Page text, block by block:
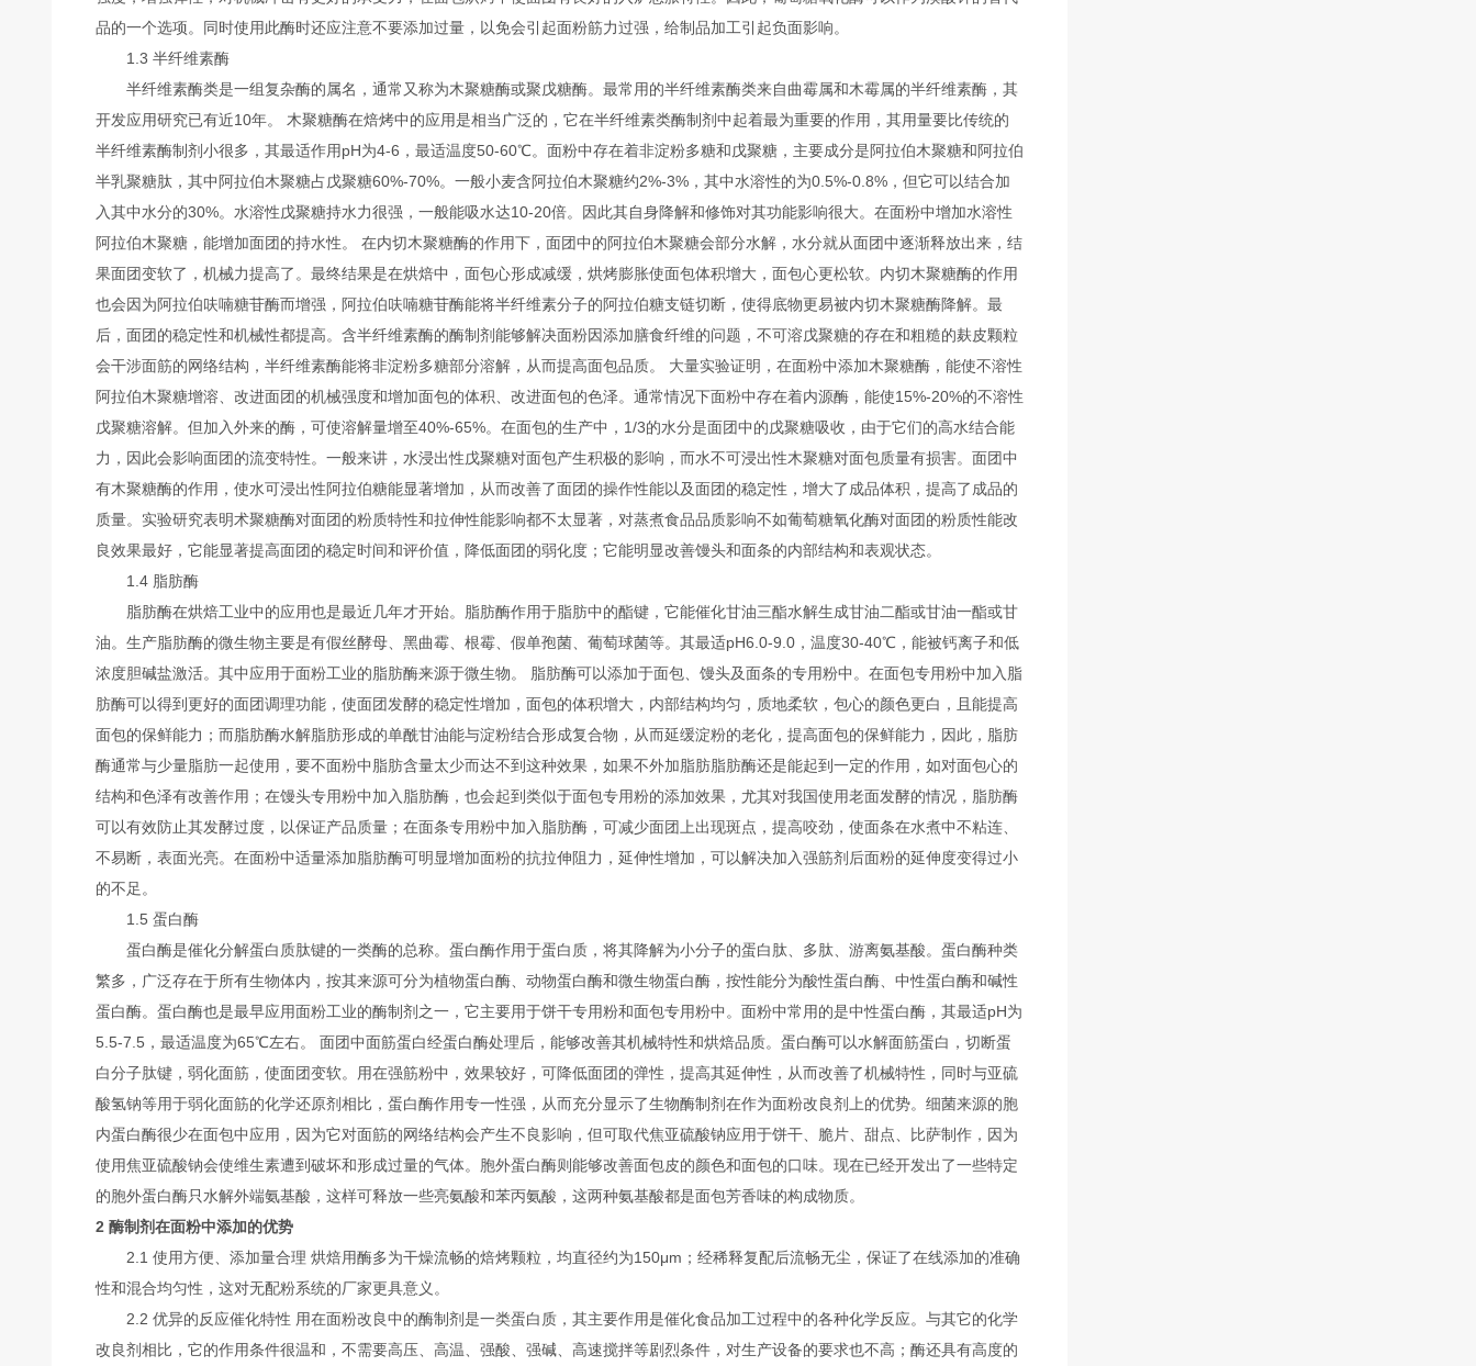
品的一个选项。同时使用此酶时还应注意不要添加过量，以免会引起面粉筋力过强，给制品加工引起负面影响。
1.3 半纤维素酶
半纤维素酶类是一组复杂酶的属名，通常又称为木聚糖酶或聚戊糖酶。最常用的半纤维素酶类来自曲霉属和木霉属的半纤维素酶，其
开发应用研究已有近10年。 木聚糖酶在焙烤中的应用是相当广泛的，它在半纤维素类酶制剂中起着最为重要的作用，其用量要比传统的
半纤维素酶制剂小很多，其最适作用pH为4-6，最适温度50-60℃。面粉中存在着非淀粉多糖和戊聚糖，主要成分是阿拉伯木聚糖和阿拉伯
半乳聚糖肽，其中阿拉伯木聚糖占戊聚糖60%-70%。一般小麦含阿拉伯木聚糖约2%-3%，其中水溶性的为0.5%-0.8%，但它可以结合加
入其中水分的30%。水溶性戊聚糖持水力很强，一般能吸水达10-20倍。因此其自身降解和修饰对其功能影响很大。在面粉中增加水溶性
阿拉伯木聚糖，能增加面团的持水性。 在内切木聚糖酶的作用下，面团中的阿拉伯木聚糖会部分水解，水分就从面团中逐渐释放出来，结
果面团变软了，机械力提高了。最终结果是在烘焙中，面包心形成减缓，烘烤膨胀使面包体积增大，面包心更松软。内切木聚糖酶的作用
也会因为阿拉伯呋喃糖苷酶而增强，阿拉伯呋喃糖苷酶能将半纤维素分子的阿拉伯糖支链切断，使得底物更易被内切木聚糖酶降解。最
后，面团的稳定性和机械性都提高。含半纤维素酶的酶制剂能够解决面粉因添加膳食纤维的问题，不可溶戊聚糖的存在和粗糙的麸皮颗粒
会干涉面筋的网络结构，半纤维素酶能将非淀粉多糖部分溶解，从而提高面包品质。 大量实验证明，在面粉中添加木聚糖酶，能使不溶性
阿拉伯木聚糖增溶、改进面团的机械强度和增加面包的体积、改进面包的色泽。通常情况下面粉中存在着内源酶，能使15%-20%的不溶性
戊聚糖溶解。但加入外来的酶，可使溶解量增至40%-65%。在面包的生产中，1/3的水分是面团中的戊聚糖吸收，由于它们的高水结合能
力，因此会影响面团的流变特性。一般来讲，水浸出性戊聚糖对面包产生积极的影响，而水不可浸出性木聚糖对面包质量有损害。面团中
有木聚糖酶的作用，使水可浸出性阿拉伯糖能显著增加，从而改善了面团的操作性能以及面团的稳定性，增大了成品体积，提高了成品的
质量。实验研究表明术聚糖酶对面团的粉质特性和拉伸性能影响都不太显著，对蒸煮食品品质影响不如葡萄糖氧化酶对面团的粉质性能改
良效果最好，它能显著提高面团的稳定时间和评价值，降低面团的弱化度；它能明显改善馒头和面条的内部结构和表观状态。
1.4 脂肪酶
脂肪酶在烘焙工业中的应用也是最近几年才开始。脂肪酶作用于脂肪中的酯键，它能催化甘油三酯水解生成甘油二酯或甘油一酯或甘
油。生产脂肪酶的微生物主要是有假丝酵母、黑曲霉、根霉、假单孢菌、葡萄球菌等。其最适pH6.0-9.0，温度30-40℃，能被钙离子和低
浓度胆碱盐激活。其中应用于面粉工业的脂肪酶来源于微生物。 脂肪酶可以添加于面包、馒头及面条的专用粉中。在面包专用粉中加入脂
肪酶可以得到更好的面团调理功能，使面团发酵的稳定性增加，面包的体积增大，内部结构均匀，质地柔软，包心的颜色更白，且能提高
面包的保鲜能力；而脂肪酶水解脂肪形成的单酰甘油能与淀粉结合形成复合物，从而延缓淀粉的老化，提高面包的保鲜能力，因此，脂肪
酶通常与少量脂肪一起使用，要不面粉中脂肪含量太少而达不到这种效果，如果不外加脂肪脂肪酶还是能起到一定的作用，如对面包心的
结构和色泽有改善作用；在馒头专用粉中加入脂肪酶，也会起到类似于面包专用粉的添加效果，尤其对我国使用老面发酵的情况，脂肪酶
可以有效防止其发酵过度，以保证产品质量；在面条专用粉中加入脂肪酶，可减少面团上出现斑点，提高咬劲，使面条在水煮中不粘连、
不易断，表面光亮。在面粉中适量添加脂肪酶可明显增加面粉的抗拉伸阻力，延伸性增加，可以解决加入强筋剂后面粉的延伸度变得过小
的不足。
1.5 蛋白酶
蛋白酶是催化分解蛋白质肽键的一类酶的总称。蛋白酶作用于蛋白质，将其降解为小分子的蛋白肽、多肽、游离氨基酸。蛋白酶种类
繁多，广泛存在于所有生物体内，按其来源可分为植物蛋白酶、动物蛋白酶和微生物蛋白酶，按性能分为酸性蛋白酶、中性蛋白酶和碱性
蛋白酶。蛋白酶也是最早应用面粉工业的酶制剂之一，它主要用于饼干专用粉和面包专用粉中。面粉中常用的是中性蛋白酶，其最适pH为
5.5-7.5，最适温度为65℃左右。 面团中面筋蛋白经蛋白酶处理后，能够改善其机械特性和烘焙品质。蛋白酶可以水解面筋蛋白，切断蛋
白分子肽键，弱化面筋，使面团变软。用在强筋粉中，效果较好，可降低面团的弹性，提高其延伸性，从而改善了机械特性，同时与亚硫
酸氢钠等用于弱化面筋的化学还原剂相比，蛋白酶作用专一性强，从而充分显示了生物酶制剂在作为面粉改良剂上的优势。细菌来源的胞
内蛋白酶很少在面包中应用，因为它对面筋的网络结构会产生不良影响，但可取代焦亚硫酸钠应用于饼干、脆片、甜点、比萨制作，因为
使用焦亚硫酸钠会使维生素遭到破坏和形成过量的气体。胞外蛋白酶则能够改善面包皮的颜色和面包的口味。现在已经开发出了一些特定
的胞外蛋白酶只水解外端氨基酸，这样可释放一些亮氨酸和苯丙氨酸，这两种氨基酸都是面包芳香味的构成物质。
2 酶制剂在面粉中添加的优势
2.1 使用方便、添加量合理 烘焙用酶多为干燥流畅的焙烤颗粒，均直径约为150μm；经稀释复配后流畅无尘，保证了在线添加的准确
性和混合均匀性，这对无配粉系统的厂家更具意义。
2.2 优异的反应催化特性 用在面粉改良中的酶制剂是一类蛋白质，其主要作用是催化食品加工过程中的各种化学反应。与其它的化学
改良剂相比，它的作用条件很温和，不需要高压、高温、强酸、强碱、高速搅拌等剧烈条件，对生产设备的要求也不高；酶还具有高度的